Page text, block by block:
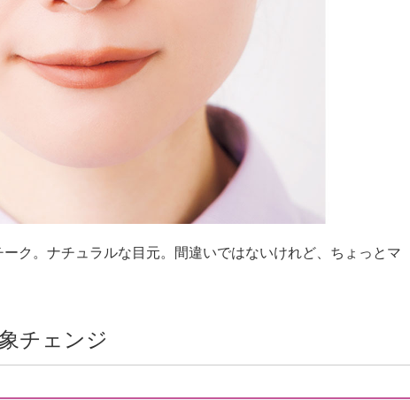
ク。ナチュラルな目元。間違いではないけれど、ちょっとマ
チェンジ